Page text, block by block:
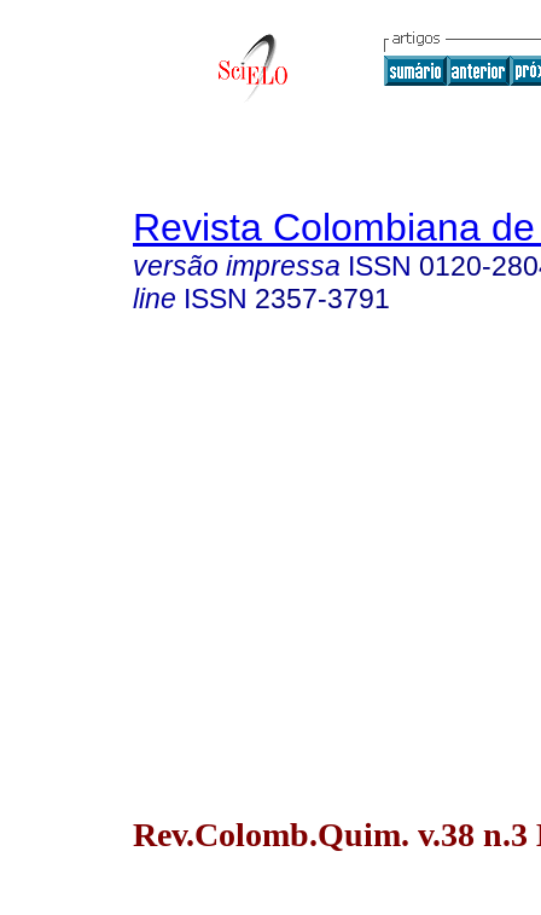
Revista Colombiana
versão impressa ISSN 0120-
line ISSN 2357-3791
Rev.Colomb.Quim. v.38 n.3